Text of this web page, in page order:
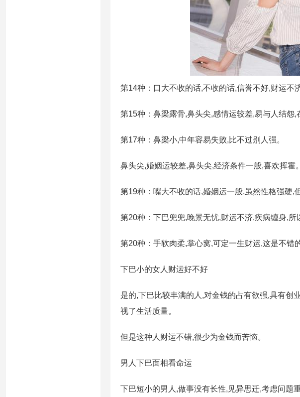
第14种：口大不收的话,不收的话,信誉不好,财运不
第15种：鼻梁露骨,鼻头尖,感情运较差,易与人结怨,
第17种：鼻梁小,中年容易失败,比不过别人强。
鼻头尖,婚姻运较差,鼻头尖,经济条件一般,喜欢挥霍。
第19种：嘴大不收的话,婚姻运一般,虽然性格强硬,
第20种：下巴兜兜,晚景无忧,财运不济,疾病缠身,所
第20种：手软肉柔,掌心窝,可定一生财运,这是不错
下巴小的女人财运好不好
是的,下巴比较丰满的人,对金钱的占有欲强,具有创
视了生活质量。
但是这种人财运不错,很少为金钱而苦恼。
男人下巴面相看命运
下巴短小的男人,做事没有长性,见异思迁,考虑问题